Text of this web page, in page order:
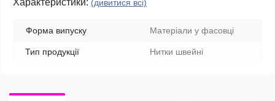
Характеристики: (дивитися всі)
Форма випуску Матеріали у фасовці
Тип продукції Нитки швейні